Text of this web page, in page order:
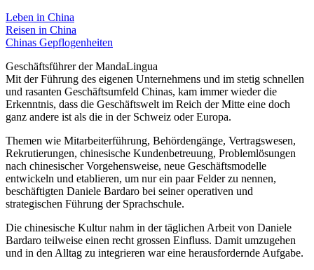
Leben in China
Reisen in China
Chinas Gepflogenheiten
Geschäftsführer der MandaLingua
Mit der Führung des eigenen Unternehmens und im stetig schnellen
und rasanten Geschäftsumfeld Chinas, kam immer wieder die
Erkenntnis, dass die Geschäftswelt im Reich der Mitte eine doch
ganz andere ist als die in der Schweiz oder Europa.
Themen wie Mitarbeiterführung, Behördengänge, Vertragswesen,
Rekrutierungen, chinesische Kundenbetreuung, Problemlösungen
nach chinesischer Vorgehensweise, neue Geschäftsmodelle
entwickeln und etablieren, um nur ein paar Felder zu nennen,
beschäftigten Daniele Bardaro bei seiner operativen und
strategischen Führung der Sprachschule.
Die chinesische Kultur nahm in der täglichen Arbeit von Daniele
Bardaro teilweise einen recht grossen Einfluss. Damit umzugehen
und in den Alltag zu integrieren war eine herausfordernde Aufgabe.